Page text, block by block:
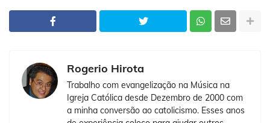
Rogerio Hirota
Trabalho com evangelização na Música na
Igreja Católica desde Dezembro de 2000 com
a minha conversão ao catolicismo. Esses anos